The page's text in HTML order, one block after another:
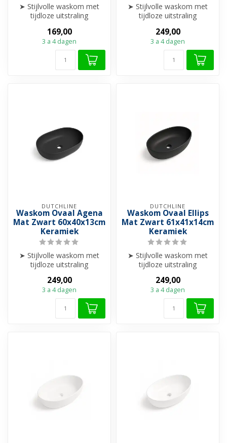
➤ Stijlvolle waskom met
tijdloze uitstraling
comfort én ...
169,00
3 a 4 dagen
➤ Stijlvolle waskom met
tijdloze uitstraling
comfort én ...
249,00
3 a 4 dagen
DUTCHLINE
Waskom Ovaal Agena
Mat Zwart 60x40x13cm
Keramiek
➤ Stijlvolle waskom met
tijdloze uitstraling
comfort én ...
249,00
3 a 4 dagen
DUTCHLINE
Waskom Ovaal Ellips
Mat Zwart 61x41x14cm
Keramiek
➤ Stijlvolle waskom met
tijdloze uitstraling
comfort én ...
249,00
3 a 4 dagen